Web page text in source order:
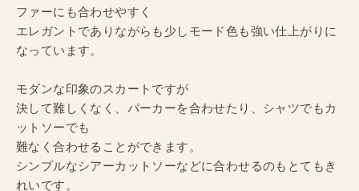
ファーにも合わせやすく
エレガントでありながらも少しモード色も強い仕上がりに
なっています。
モダンな印象のスカートですが
決して難しくなく、パーカーを合わせたり、シャツでもカ
ットソーでも
難なく合わせることができます。
シンプルなシアーカットソーなどに合わせるのもとてもき
れいです。